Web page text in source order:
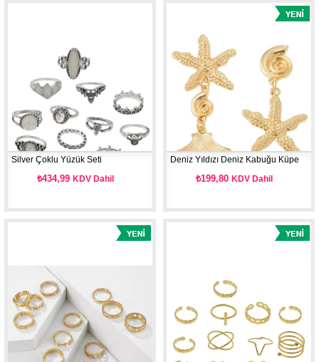
Silver Çoklu Yüzük Seti
₺434,99KDV Dahil
Deniz Yıldızı Deniz Kabuğu Küpe
₺199,80KDV Dahil